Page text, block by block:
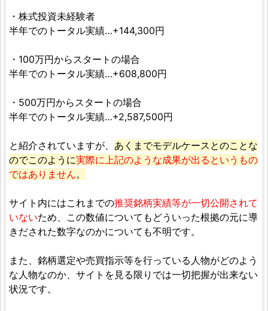
・株式投資未経験者
半年でのトータル実績…+144,300円
・100万円からスタートの場合
半年でのトータル実績…+608,800円
・500万円からスタートの場合
半年でのトータル実績…+2,587,500円
と紹介されていますが、 あくまでモデルケースとのことな
のでこのように実際に上記のような成果が出るというもの
ではありません。
サイト内にはこれまでの推奨銘柄実績等が一切公開されて
いないため、この数値についてもどういった根拠の元に導
きだされた数字なのかについても不明です。
また、銘柄選定や売買指示等を行っている人物がどのよう
な人物なのか、サイトを見る限りでは一切把握が出来ない
状況です。